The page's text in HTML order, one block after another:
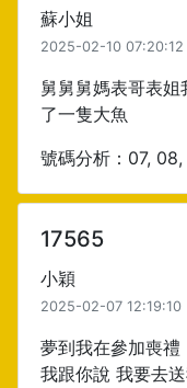
蘇小姐
2025-02-10 07:20:12
舅舅舅媽表哥表
了一隻大魚
號碼分析：07,
17565
小穎
2025-02-07 12:19:10
夢到我在參加喪禮
我跟你說 我要去